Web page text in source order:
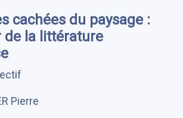
cachées du paysage :
de la littérature
Pierre